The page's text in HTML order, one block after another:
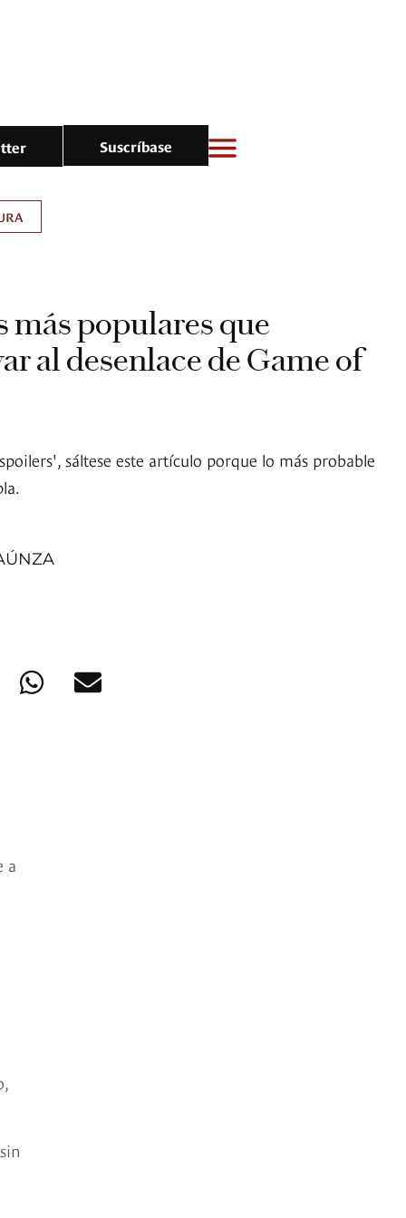
Suscríbase
más populares que
al desenlace de Game of
sáltese este artículo porque lo más probable
a